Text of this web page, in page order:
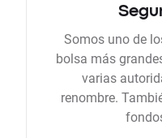
Somos uno de
bolsa más
varias
renombre.